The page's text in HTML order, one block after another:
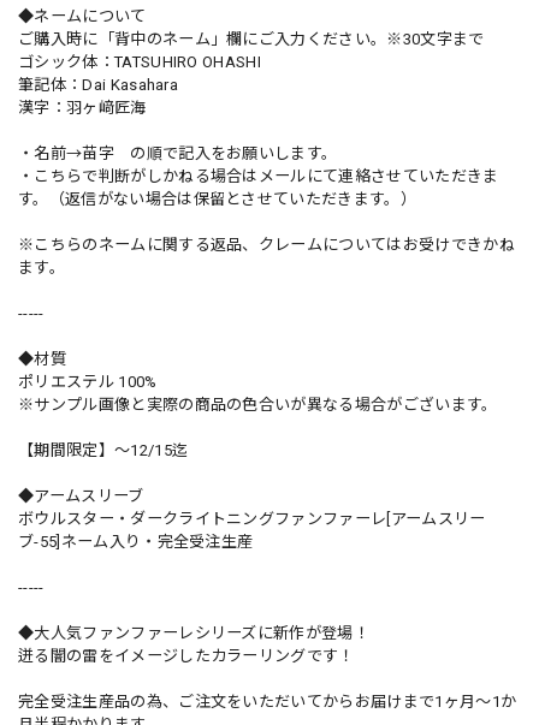
◆ネームについて
ご購入時に「背中のネーム」欄にご入力ください。※30文字まで
ゴシック体：TATSUHIRO OHASHI
筆記体：Dai Kasahara
漢字：羽ヶ﨑匠海
・名前→苗字 の順で記入をお願いします。
・こちらで判断がしかねる場合はメールにて連絡させていただきま
す。（返信がない場合は保留とさせていただきます。）
※こちらのネームに関する返品、クレームについてはお受けできかね
ます。
-----
◆材質
ポリエステル 100%
※サンプル画像と実際の商品の色合いが異なる場合がございます。
【期間限定】〜12/15迄
◆アームスリーブ
ボウルスター・ダークライトニングファンファーレ[アームスリー
ブ-55]ネーム入り・完全受注生産
-----
◆大人気ファンファーレシリーズに新作が登場！
迸る闇の雷をイメージしたカラーリングです！
完全受注生産品の為、ご注文をいただいてからお届けまで1ヶ月〜1か